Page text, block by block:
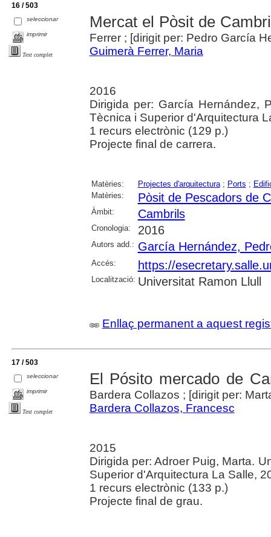
16 / 503
seleccionar
imprimir
Text complet
Mercat el Pòsit de
Ferrer ; [dirigit per: Pedro García
Guimerà Ferrer, Maria
2016
Dirigida per: García Hernández,
Tècnica i Superior d'Arquitectura
1 recurs electrònic (129 p.)
Projecte final de carrera.
Matèries: Projectes d'arquitectura; Ports ;
Matèries:
Pòsit de Pescadors de
Àmbit: Cambrils
Cronologia: 2016
Autors add.: García Hernández,
Accés: https://
Localització: Universitat Ramon Llull
Enllaç permanent a aquest
17 / 503
seleccionar
imprimir
Text complet
El Pósito mercado de
Bardera Collazos ; [dirigit per:
Bardera Collazos, Francesc
2015
Dirigida per: Adroer Puig, Marta.
Superior d'Arquitectura La Salle,
1 recurs electrònic (133 p.)
Projecte final de grau.